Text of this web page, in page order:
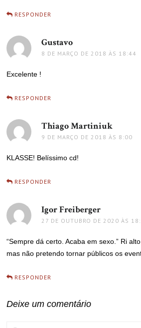
RESPONDER
Gustavo
8 DE MARÇO DE 2018 ÀS 18:44
Excelente !
RESPONDER
Thiago Martiniuk
9 DE MARÇO DE 2018 ÀS 8:00
KLASSE! Belíssimo cd!
RESPONDER
Igor Freiberger
27 DE OUTUBRO DE 2020 ÀS
“Sempre dá certo. Acaba em sexo.” Ri
mas não pretendo tornar públicos os
RESPONDER
Deixe um comentário